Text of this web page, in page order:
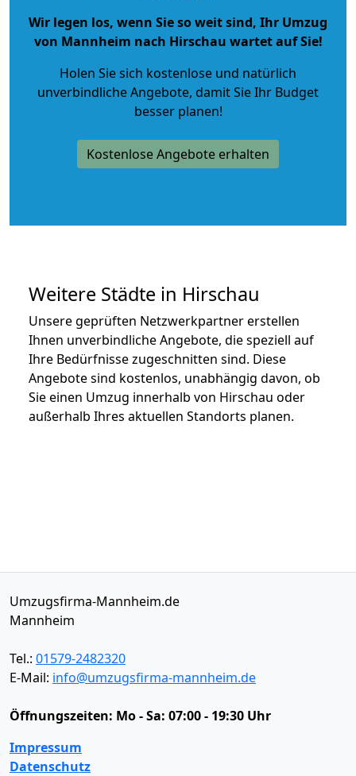
Wir legen los, wenn Sie so weit sind, Ihr Umzug
von Mannheim nach Hirschau wartet auf Sie!
Holen Sie sich kostenlose und natürlich
unverbindliche Angebote, damit Sie Ihr Budget
besser planen!
Kostenlose Angebote erhalten
Weitere Städte in Hirschau
Unsere geprüften Netzwerkpartner erstellen
Ihnen unverbindliche Angebote, die speziell auf
Ihre Bedürfnisse zugeschnitten sind. Diese
Angebote sind kostenlos, unabhängig davon, ob
Sie einen Umzug innerhalb von Hirschau oder
außerhalb Ihres aktuellen Standorts planen.
Umzugsfirma-Mannheim.de
Mannheim
Tel.: 01579-2482320
E-Mail: info@umzugsfirma-mannheim.de
Öffnungszeiten: Mo - Sa: 07:00 - 19:30 Uhr
Impressum
Datenschutz